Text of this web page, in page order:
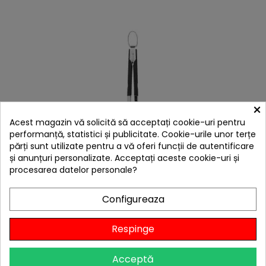
55004100
75,00 lei
Niciun review
-25%cu codulBBQFEST
În stoc
×
Acest magazin vă solicită să acceptați cookie-uri pentru
performanță, statistici și publicitate. Cookie-urile unor terțe
părți sunt utilizate pentru a vă oferi funcții de autentificare
și anunțuri personalizate. Acceptați aceste cookie-uri și
procesarea datelor personale?
Configureaza
Respinge
Acceptă